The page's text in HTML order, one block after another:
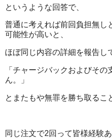
というような回答で、
普通に考えれば前回負担無し
可能性が高いと、
ほぼ同じ内容の詳細を報告し
「チャージバックおよびそ
ん。」
とまたもや無罪を勝ち取るこ
同じ注文で2回って皆様経験